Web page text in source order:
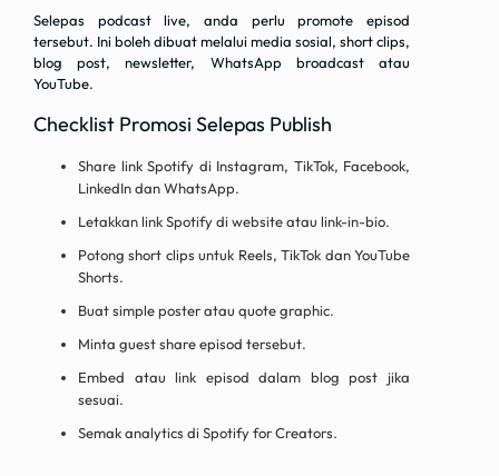
Selepas podcast live, anda perlu promote episod
tersebut. Ini boleh dibuat melalui media sosial, short clips,
blog post, newsletter, WhatsApp broadcast atau
YouTube.
Checklist Promosi Selepas Publish
Share link Spotify di Instagram, TikTok, Facebook,
LinkedIn dan WhatsApp.
Letakkan link Spotify di website atau link-in-bio.
Potong short clips untuk Reels, TikTok dan YouTube
Shorts.
Buat simple poster atau quote graphic.
Minta guest share episod tersebut.
Embed atau link episod dalam blog post jika
sesuai.
Semak analytics di Spotify for Creators.